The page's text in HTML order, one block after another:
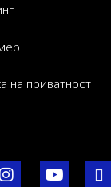
на приватност
I
Y
I